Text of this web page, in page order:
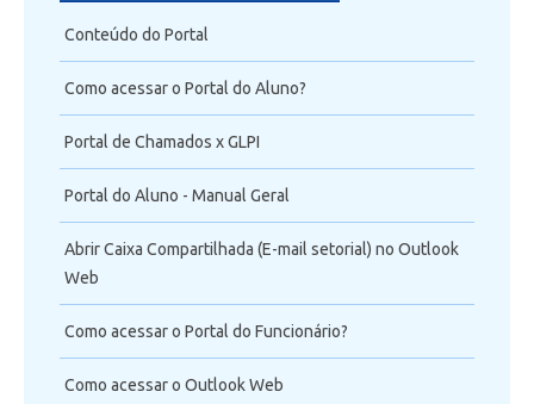
Videoconferência
Office 365
Intercâmbio
Feedz
Conteúdo do Portal
Como acessar o Portal do Aluno?
Portal de Chamados x GLPI
Portal do Aluno - Manual Geral
Abrir Caixa Compartilhada (E-mail setorial) no Outlook
Web
Como acessar o Portal do Funcionário?
Como acessar o Outlook Web